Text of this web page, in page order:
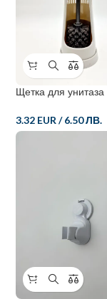
Щетка для унитаза
3.32 EUR /6.50 ЛВ.